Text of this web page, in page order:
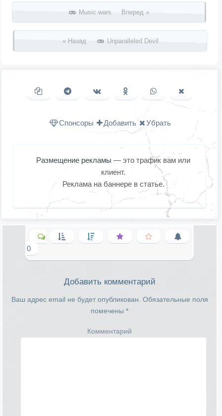
Запись навигация
Music wars Вперед »
« Назад Unparalleled Devil
Копировать ссылкуПоделиться в Telegram
Поделиться ВКонтакте
Поделиться в
Одноклассниках
Поделиться в
WhatsAppв X
Спонсоры Добавить Убрать
Размещение рекламы — это трафик вам или
клиент.
Реклама на баннере в статье.
0
Добавить комментарий
Ваш адрес email не будет опубликован. Обязательные поля
помечены *
Комментарий